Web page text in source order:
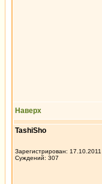
Наверх
TashiSho
Зарегистрирован: 17.10.2011
Суждений: 307